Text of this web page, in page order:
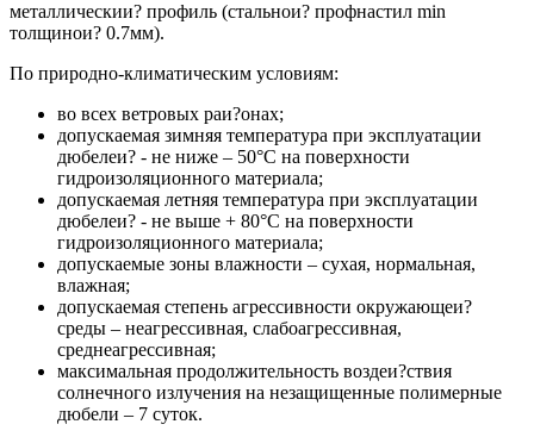
металлическии? профиль (стальнои? профнастил min
толщинои? 0.7мм).
По природно-климатическим условиям:
во всех ветровых раи?онах;
допускаемая зимняя температура при эксплуатации
дюбелеи? - не ниже – 50°С на поверхности
гидроизоляционного материала;
допускаемая летняя температура при эксплуатации
дюбелеи? - не выше + 80°С на поверхности
гидроизоляционного материала;
допускаемые зоны влажности – сухая, нормальная,
влажная;
допускаемая степень агрессивности окружающеи?
среды – неагрессивная, слабоагрессивная,
среднеагрессивная;
максимальная продолжительность воздеи?ствия
солнечного излучения на незащищенные полимерные
дюбели – 7 суток.